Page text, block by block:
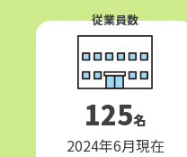
従業員数
125名
2024年6月現在